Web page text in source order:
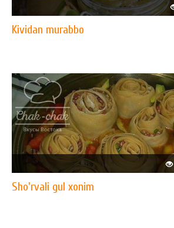
Kividan murabbo
Sho'rvali gul xonim